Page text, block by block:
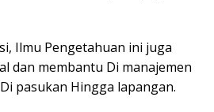
Ilmu Pengetahuan ini juga
dan membantu Di manajemen
pasukan Hingga lapangan.